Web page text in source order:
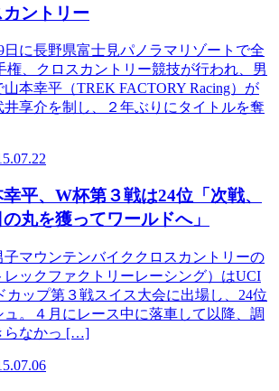
ントリー
日に長野県富士見パノラマリゾートで全
権、クロスカントリー競技が行われ、男
本幸平（TREK FACTORY Racing）が
井享介を制し、２年ぶりにタイトルを奪
平、W杯第３戦は24位「次戦、
丸を獲ってワールドへ」
子マウンテンバイククロスカントリーの
レックファクトリーレーシング）はUCI
カップ第３戦スイス大会に出場し、24位
ュ。４月にレース中に落車して以降、調
らなかっ […]